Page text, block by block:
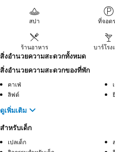
สปา ที่จอด
ร้านอาหาร บาร์โรง
สิ่งอำนวยความสะดวกทั้งหมด
สิ่งอำนวยความสะดวกของที่พัก
คาเฟ่
ลิฟต์
ดูเพิ่มเติม
สำหรับเด็ก
เปลเด็ก